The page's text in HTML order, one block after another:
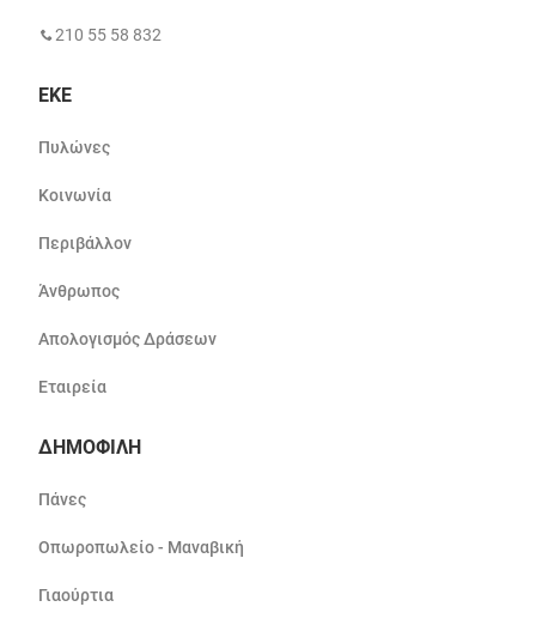
210 55 58 832
ΕΚΕ
Πυλώνες
Κοινωνία
Περιβάλλον
Άνθρωπος
Απολογισμός Δράσεων
Εταιρεία
ΔΗΜΟΦΙΛΗ
Πάνες
Οπωροπωλείο - Μαναβική
Γιαούρτια